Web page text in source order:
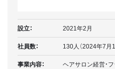
設立：
2021年2月
社員数：
130人（2024年7月
事業内容：
ヘアサロン経営・